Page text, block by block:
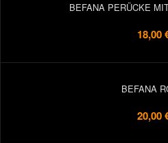
BEFANA PERÜCKE
18,00
BEFANA
20,00